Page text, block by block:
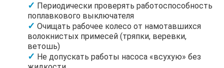
Периодически проверять работоспособность
поплавкового выключателя
Очищать рабочее колесо от намотавшихся
волокнистых примесей (тряпки, веревки,
ветошь)
Не допускать работы насоса «всухую» без